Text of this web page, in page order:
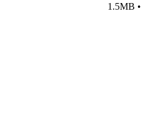
1.5MB •